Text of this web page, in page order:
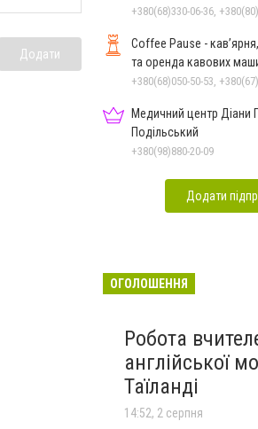
Додати
+380(68)330-06-36,
Coffee Pause -
та оренда кавових
Подільському
+380(68)050-50-53,
Медичний центр Діани
Подільський
+380(98)880-20-09
Додати
ОГОЛОШЕННЯ
Робота
англійської
Таїланді
14:52, 2 серпня